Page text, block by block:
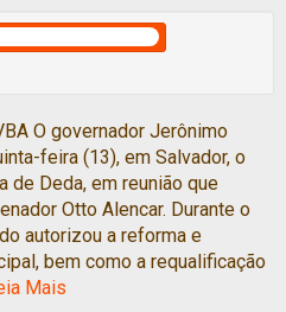
O governador Jerônimo
feira (13), em Salvador, o
Deda, em reunião que
Otto Alencar. Durante o
autorizou a reforma e
bem como a requalificação
Mais